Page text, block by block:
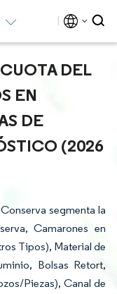
DEL
EN
DE
(2026
segmenta la
Camarones en
Tipos), Material de
Bolsas Retort,
Piezas), Canal de